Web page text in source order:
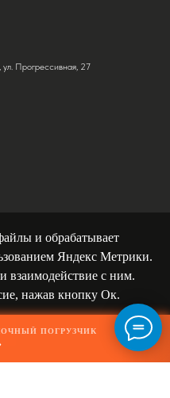
и обрабатывает
Яндекс Метрики.
взаимодействие с ним.
нажав кнопку Ок.
ул. Прогрессивная, 27
ПОГРУЗЧИК